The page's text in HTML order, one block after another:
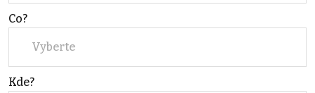
Co?
Vyberte
Kde?